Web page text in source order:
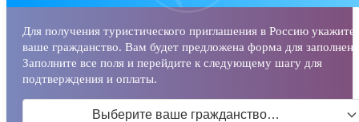
Для получения туристического приглашения в Россию укажите
ваше гражданство. Вам будет предложена форма для
Заполните все поля и перейдите к следующему шагу для
подтверждения и оплаты.
Выберите ваше гражданство…